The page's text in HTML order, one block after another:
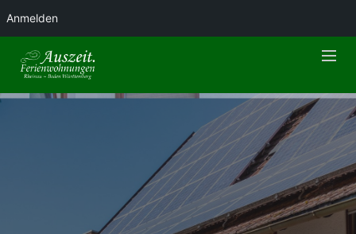
Anmelden